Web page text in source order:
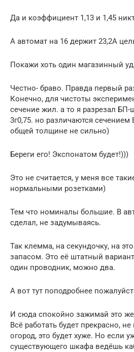
Да и коэффициент 1,13 и 1,45
А автомат на 16 держит 23,2А
Покажи хоть один магазинный
Честно- браво. Правда первый
Конечно, для чистоты
сечение жил. а то я разрезал
3г0,75. но различаются сечением
общей толщине не сильно)
Береги его! Экспонатом будет!)))
Это не считается, у меня все
нормальными розетками)
Тем что номиналы большие. В
сделал, не задумываясь.
Так клемма, на секундочку, на
запасом. Это её штатный
один проводник, можно два.
А вот тут поподробнее
И сюда спокойно зажимай это же
Всё работать будет прекрасно,
огород, это будет хуже. Но если
существующего шкафа ведёшь